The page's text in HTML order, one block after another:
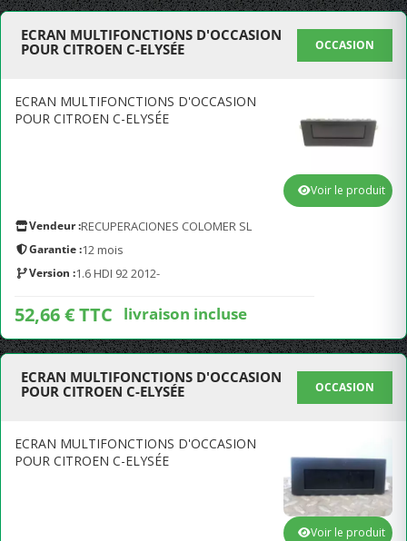
ECRAN MULTIFONCTIONS D'OCCASION
POUR CITROEN C-ELYSÉE
OCCASION
ECRAN MULTIFONCTIONS D'OCCASION
POUR CITROEN C-ELYSÉE
Vendeur :RECUPERACIONES COLOMER SL
Garantie :12 mois
Version :1.6 HDI 92 2012-
52,66 € TTC livraison incluse
Voir le produit
ECRAN MULTIFONCTIONS D'OCCASION
POUR CITROEN C-ELYSÉE
OCCASION
ECRAN MULTIFONCTIONS D'OCCASION
POUR CITROEN C-ELYSÉE
Voir le produit